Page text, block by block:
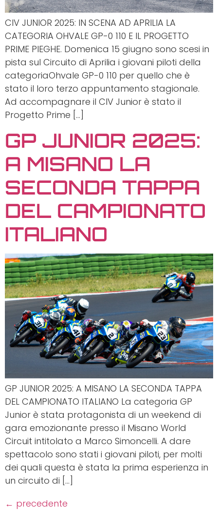
CIV JUNIOR 2025: IN SCENA AD APRILIA LA
CATEGORIA OHVALE GP-0 110 E IL PROGETTO
PRIME PIEGHE. Domenica 15 giugno sono scesi in
pista sul Circuito di Aprilia i giovani piloti della
categoriaOhvale GP-0 110 per quello che è
stato il loro terzo appuntamento stagionale.
Ad accompagnare il CIV Junior è stato il
Progetto Prime […]
GP JUNIOR 2025:
A MISANO LA
SECONDA TAPPA
DEL CAMPIONATO
ITALIANO
GP JUNIOR 2025: A MISANO LA SECONDA TAPPA
DEL CAMPIONATO ITALIANO La categoria GP
Junior è stata protagonista di un weekend di
gara emozionante presso il Misano World
Circuit intitolato a Marco Simoncelli. A dare
spettacolo sono stati i giovani piloti, per molti
dei quali questa è stata la prima esperienza in
un circuito di […]
← precedente